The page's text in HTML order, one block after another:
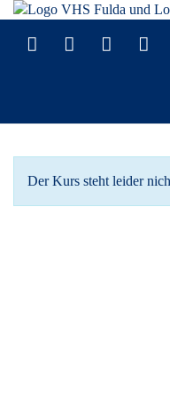
Der Kurs steht leider